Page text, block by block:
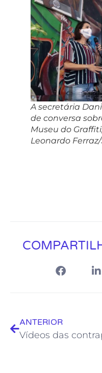
A secretária
de conversa
Museu do
Leonardo Ferraz/
ANTERIOR